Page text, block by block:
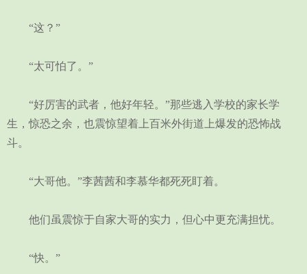
“这？”
“太可怕了。”
“好厉害的武者，他好年轻。”那些逃入学校的家长学
生，惊恐之余，也震惊望着上百米外街道上爆发的恐怖战
斗。
“大哥他。”李茜茜和李慕华都死死盯着。
他们虽震惊于自家大哥的实力，但心中更充满担忧。
“快。”